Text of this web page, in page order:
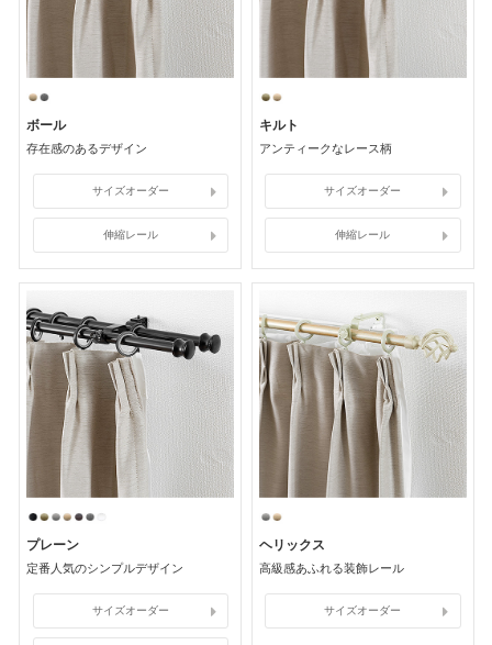
ボール
存在感のあるデザイン
サイズオーダー
伸縮レール
キルト
アンティークなレース柄
サイズオーダー
伸縮レール
プレーン
定番人気のシンプルデザイン
サイズオーダー
ヘリックス
高級感あふれる装飾レール
サイズオーダー